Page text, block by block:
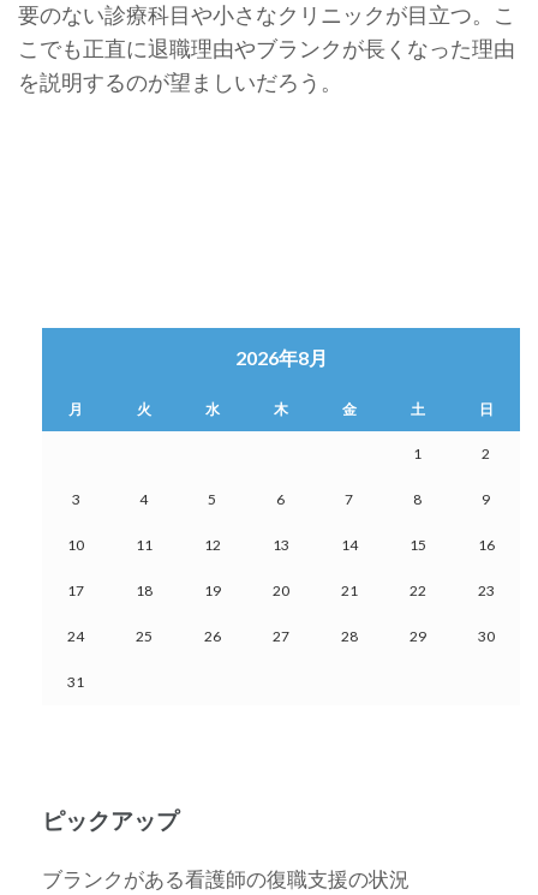
要のない診療科目や小さなクリニックが目立つ。こ
こでも正直に退職理由やブランクが長くなった理由
を説明するのが望ましいだろう。
2026年8月
月 火 水 木 金 土 日
1 2
3 4 5 6 7 8 9
10 11 12 13 14 15 16
17 18 19 20 21 22 23
24 25 26 27 28 29 30
31
ピックアップ
ブランクがある看護師の復職支援の状況